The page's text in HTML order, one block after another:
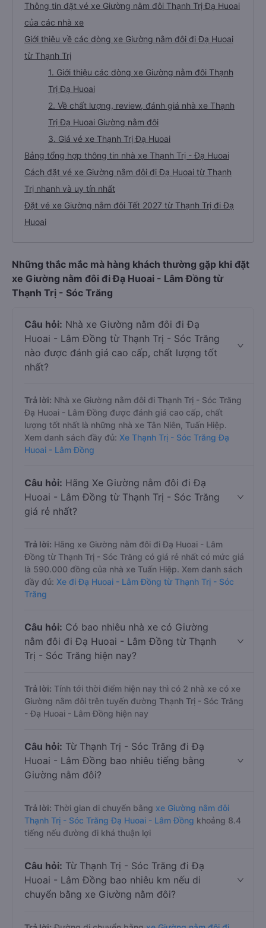
Thông tin đặt vé xe Giường nằm đôi Thạnh Trị Đạ Huoai
của các nhà xe
Giới thiệu về các dòng xe Giường nằm đôi đi Đạ Huoai
từ Thạnh Trị
1. Giới thiệu các dòng xe Giường nằm đôi Thạnh
Trị Đạ Huoai
2. Về chất lượng, review, đánh giá nhà xe Thạnh
Trị Đạ Huoai Giường nằm đôi
3. Giá vé xe Thạnh Trị Đạ Huoai
Bảng tổng hợp thông tin nhà xe Thạnh Trị - Đạ Huoai
Cách đặt vé xe Giường nằm đôi đi Đạ Huoai từ Thạnh
Trị nhanh và uy tín nhất
Đặt vé xe Giường nằm đôi Tết 2027 từ Thạnh Trị đi Đạ
Huoai
Những thắc mắc mà hàng khách thường gặp khi đặt
xe Giường nằm đôi đi Đạ Huoai - Lâm Đồng từ
Thạnh Trị - Sóc Trăng
Câu hỏi: Nhà xe Giường nằm đôi đi Đạ
Huoai - Lâm Đồng từ Thạnh Trị - Sóc Trăng
nào được đánh giá cao cấp, chất lượng tốt
nhất?
Trả lời: Nhà xe Giường nằm đôi đi Thạnh Trị - Sóc Trăng
Đạ Huoai - Lâm Đồng được đánh giá cao cấp, chất
lượng tốt nhất là những nhà xe Tân Niên, Tuấn Hiệp.
Xem danh sách đầy đủ: Xe Thạnh Trị - Sóc Trăng Đạ
Huoai - Lâm Đồng
Câu hỏi: Hãng Xe Giường nằm đôi đi Đạ
Huoai - Lâm Đồng từ Thạnh Trị - Sóc Trăng
giá rẻ nhất?
Trả lời: Hãng xe Giường nằm đôi đi Đạ Huoai - Lâm
Đồng từ Thạnh Trị - Sóc Trăng có giá rẻ nhất có mức giá
là 590.000 đồng của nhà xe Tuấn Hiệp. Xem danh sách
đầy đủ: Xe đi Đạ Huoai - Lâm Đồng từ Thạnh Trị - Sóc
Trăng
Câu hỏi: Có bao nhiêu nhà xe có Giường
nằm đôi đi Đạ Huoai - Lâm Đồng từ Thạnh
Trị - Sóc Trăng hiện nay?
Trả lời: Tính tới thời điểm hiện nay thì có 2 nhà xe có xe
Giường nằm đôi trên tuyến đường Thạnh Trị - Sóc Trăng
- Đạ Huoai - Lâm Đồng hiện nay
Câu hỏi: Từ Thạnh Trị - Sóc Trăng đi Đạ
Huoai - Lâm Đồng bao nhiêu tiếng bằng
Giường nằm đôi?
Trả lời: Thời gian di chuyển bằng xe Giường nằm đôi
Thạnh Trị - Sóc Trăng Đạ Huoai - Lâm Đồng khoảng 8.4
tiếng nếu đường đi khá thuận lợi
Câu hỏi: Từ Thạnh Trị - Sóc Trăng đi Đạ
Huoai - Lâm Đồng bao nhiêu km nếu di
chuyển bằng xe Giường nằm đôi?